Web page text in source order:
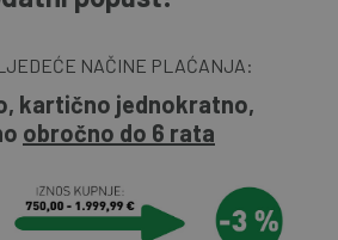
NAČINE PLAĆANJA:
kartično jednokratno,
obročno do 6 rata